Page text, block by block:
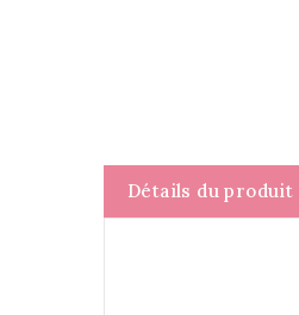
Détails du produit